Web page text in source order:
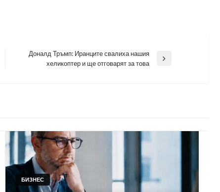
Доналд Тръмп: Иранците свалиха нашия
хеликоптер и ще отговарят за това
БИЗНЕС